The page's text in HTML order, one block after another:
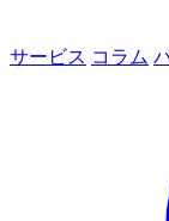
サービス コラム